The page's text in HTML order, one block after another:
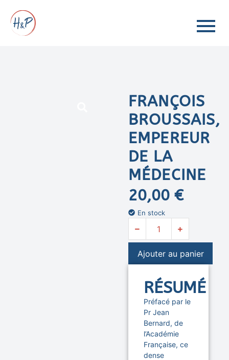
FRANÇOIS
BROUSSAIS,
EMPEREUR
DE LA
MÉDECINE
20,00€
En stock
Ajouter au panier
RÉSUMÉ
Préfacé par le
Pr Jean
Bernard, de
l’Académie
Française, ce
dense